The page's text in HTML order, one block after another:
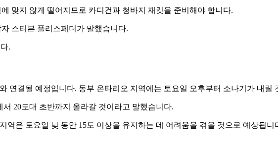
맞지 않게 떨어지므로 카디건과 청바지 재킷을 준비해야 합니다.
스티븐 플리스페더가 말했습니다.
.
연결될 예정입니다. 동부 온타리오 지역에는 토요일 오후부터 소나기가 내릴
20도대 초반까지 올라갈 것이라고 말했습니다.
역은 토요일 낮 동안 15도 이상을 유지하는 데 어려움을 겪을 것으로 예상됩니